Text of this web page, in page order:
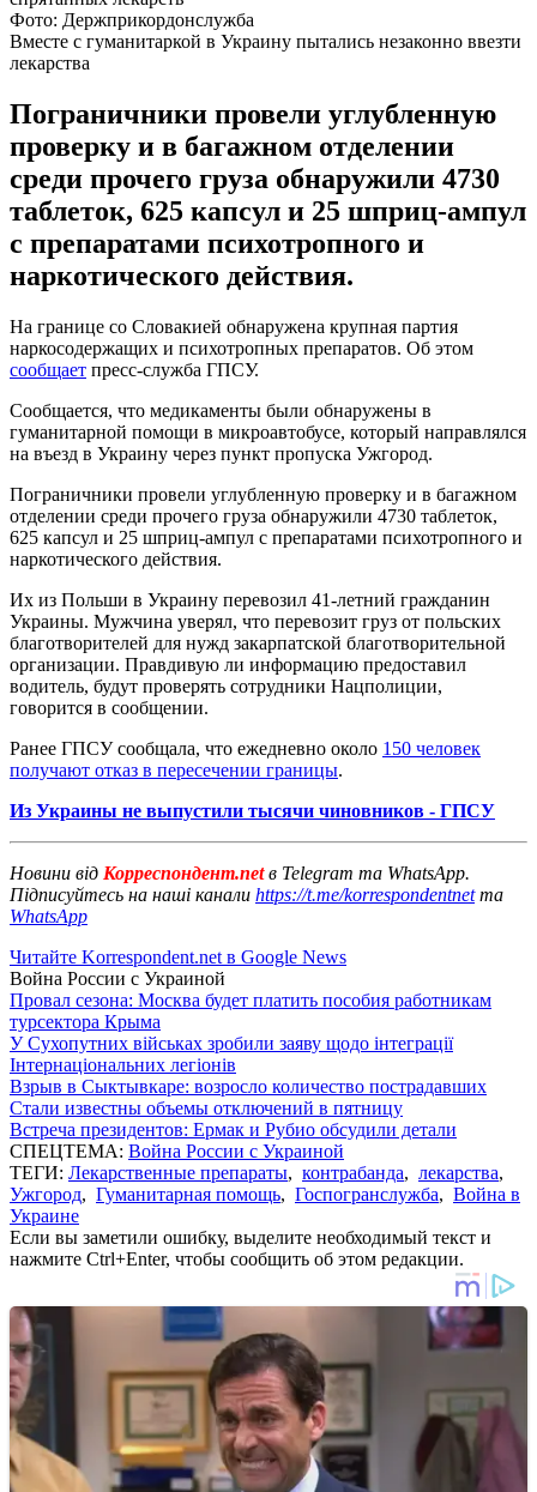
Фото: Держприкордонслужба
Вместе с гуманитаркой в Украину пытались незаконно ввезти
лекарства
Пограничники провели углубленную
проверку и в багажном отделении
среди прочего груза обнаружили 4730
таблеток, 625 капсул и 25 шприц-ампул
с препаратами психотропного и
наркотического действия.
На границе со Словакией обнаружена крупная партия
наркосодержащих и психотропных препаратов. Об этом
сообщает пресс-служба ГПСУ.
Сообщается, что медикаменты были обнаружены в
гуманитарной помощи в микроавтобусе, который направлялся
на въезд в Украину через пункт пропуска Ужгород.
Пограничники провели углубленную проверку и в багажном
отделении среди прочего груза обнаружили 4730 таблеток,
625 капсул и 25 шприц-ампул с препаратами психотропного и
наркотического действия.
Их из Польши в Украину перевозил 41-летний гражданин
Украины. Мужчина уверял, что перевозит груз от польских
благотворителей для нужд закарпатской благотворительной
организации. Правдивую ли информацию предоставил
водитель, будут проверять сотрудники Нацполиции,
говорится в сообщении.
Ранее ГПСУ сообщала, что ежедневно около 150 человек
получают отказ в пересечении границы.
Из Украины не выпустили тысячи чиновников - ГПСУ
Новини від Корреспондент.netв Telegram та WhatsApp.
Підписуйтесь на наші канали https://t.me/korrespondentnetта
WhatsApp
Читайте Korrespondent.net в Google News
Война России с Украиной
Провал сезона: Москва будет платить пособия работникам
турсектора Крыма
У Сухопутних військах зробили заяву щодо інтеграції
Інтернаціональних легіонів
Взрыв в Сыктывкаре: возросло количество пострадавших
Стали известны объемы отключений в пятницу
Встреча президентов: Ермак и Рубио обсудили детали
СПЕЦТЕМА: Война России с Украиной
ТЕГИ: Лекарственные препараты, контрабанда, лекарства,
Ужгород, Гуманитарная помощь, Госпогранслужба, Война в
Украине
Если вы заметили ошибку, выделите необходимый текст и
нажмите Ctrl+Enter, чтобы сообщить об этом редакции.